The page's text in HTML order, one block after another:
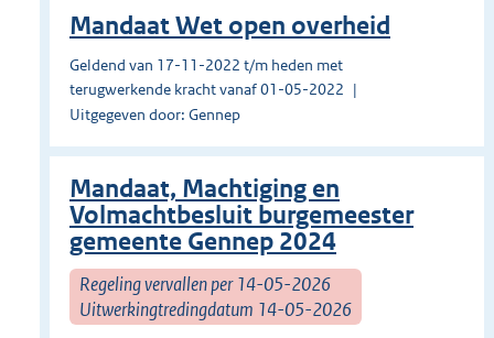
Mandaat Wet open overheid
Geldend van 17-11-2022 t/m heden met
terugwerkende kracht vanaf 01-05-2022
Uitgegeven door: Gennep
Mandaat, Machtiging en
Volmachtbesluit burgemeester
gemeente Gennep 2024
Regeling vervallen per 14-05-2026
Uitwerkingtredingdatum 14-05-2026